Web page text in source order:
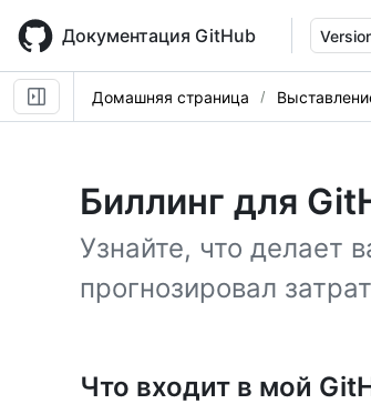
main
content
Документация GitHub
Домашняя страница
Биллинг для
Узнайте, что делает
прогнозировал
Что входит в мой